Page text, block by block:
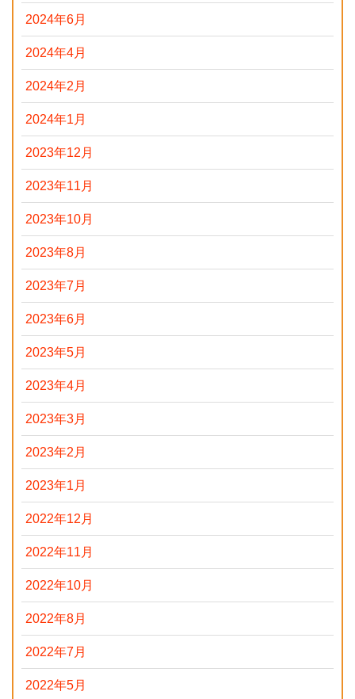
2024年6月
2024年4月
2024年2月
2024年1月
2023年12月
2023年11月
2023年10月
2023年8月
2023年7月
2023年6月
2023年5月
2023年4月
2023年3月
2023年2月
2023年1月
2022年12月
2022年11月
2022年10月
2022年8月
2022年7月
2022年5月